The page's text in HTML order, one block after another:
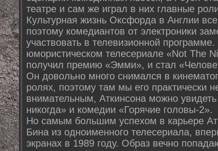
театре и сам же играл в них главные
Культурная жизнь Оксфорда в Англии
поэтому комедиантов от электроники
участвовать в телевизионной
юмористическом телесериале «Not The
получил премию «Эмми», и стал
Он довольно много снимался в
ролях, поэтому там мы его практически
внимательным, Аткинсона можно
никогда» и комедии «Горячие головы-2».
Но самым большим успехом в карьере
Бина из одноименного телесериала,
экранах в 1989 году. Образ вечно